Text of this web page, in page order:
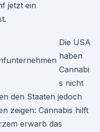
jetzt ein
Die USA
haben
Cannabi
s nicht
den Staaten jedoch
zeigen: Cannabis hilft
erwarb das